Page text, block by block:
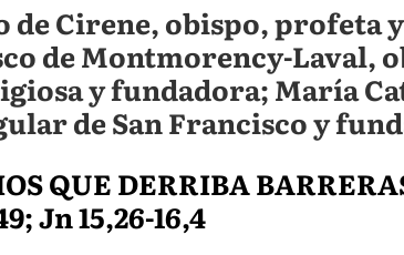
de Cirene, obispo, profeta
de Montmorency-Laval,
y fundadora; María
de San Francisco y
QUE DERRIBA
Jn 15,26-16,4